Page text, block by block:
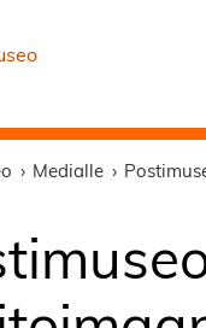
Medialle